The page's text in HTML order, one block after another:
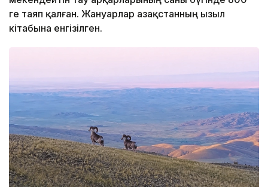
ге таяп қалған. Жануарлар Қазақстанның Қызыл
кітабына енгізілген.